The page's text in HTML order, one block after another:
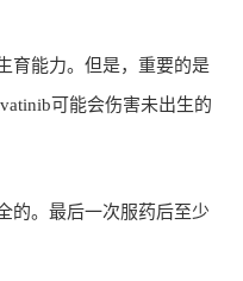
育能力。但是，重要的是
可能会伤害未出生的
的。最后一次服药后至少